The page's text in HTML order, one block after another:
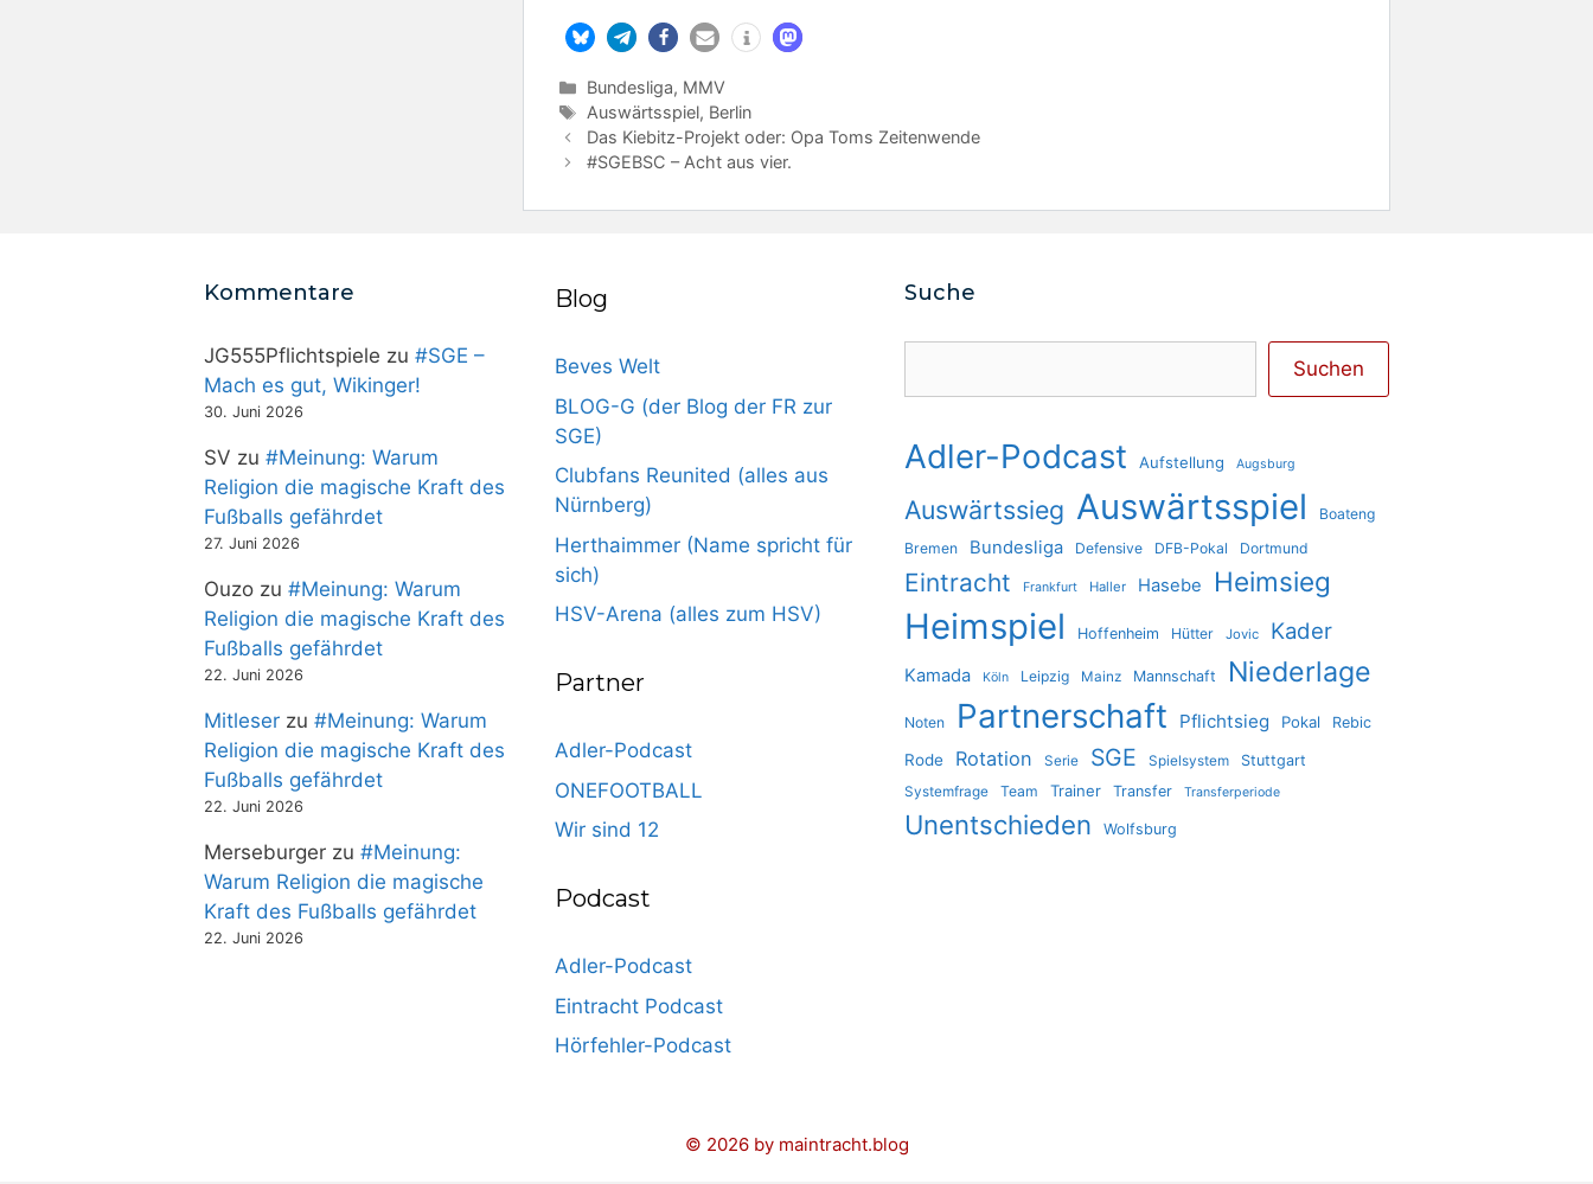
Kategorien
Bundesliga, MMV
Schlagwörter
Auswärtsspiel, Berlin
Das Kiebitz-Projekt oder: Opa Toms Zeitenwende
#SGEBSC – Acht aus vier.
Kommentare
JG555Pflichtspiele zu #SGE –
Mach es gut, Wikinger!
30. Juni 2026
SV zu #Meinung: Warum
Religion die magische Kraft des
Fußballs gefährdet
27. Juni 2026
Ouzo zu #Meinung: Warum
Religion die magische Kraft des
Fußballs gefährdet
22. Juni 2026
Mitleser zu #Meinung: Warum
Religion die magische Kraft des
Fußballs gefährdet
22. Juni 2026
Merseburger zu #Meinung:
Warum Religion die magische
Kraft des Fußballs gefährdet
22. Juni 2026
Blog
Beves Welt
BLOG-G (der Blog der FR zur
SGE)
Clubfans Reunited (alles aus
Nürnberg)
Herthaimmer (Name spricht für
sich)
HSV-Arena (alles zum HSV)
Partner
Adler-Podcast
ONEFOOTBALL
Wir sind 12
Podcast
Adler-Podcast
Eintracht Podcast
Hörfehler-Podcast
Suche
Suchen
Adler-Podcast Aufstellung Augsburg
Auswärtssieg Auswärtsspiel
Boateng
Bremen
Bundesliga Defensive DFB-Pokal Dortmund
Eintracht Frankfurt Haller Hasebe Heimsieg
Heimspiel Hoffenheim Hütter Jovic Kader
Kamada Köln Leipzig Mainz Mannschaft Niederlage
Noten Partnerschaft Pflichtsieg Pokal Rebic
Rode Rotation Serie SGE Spielsystem Stuttgart
Systemfrage Team Trainer Transfer Transferperiode
Unentschieden Wolfsburg
© 2026 by maintracht.blog